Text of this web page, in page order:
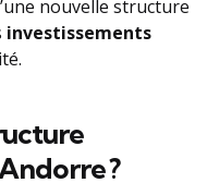
nouvelle structure
investissements
?